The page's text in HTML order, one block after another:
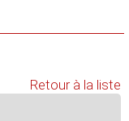
Retour à la liste